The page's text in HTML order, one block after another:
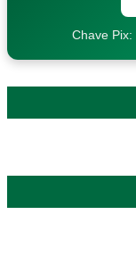
Chave Pix: